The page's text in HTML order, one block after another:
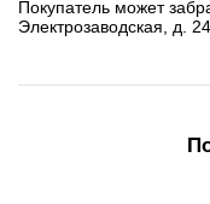
Покупатель может
Электрозаводская, д. 24.